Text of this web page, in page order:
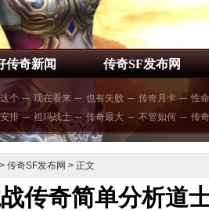
传奇新闻 传奇SF发布网
个 ─ 现在看来 ─ 也有失败 ─ 传奇月卡 ─ 性
排 ─ 祖玛战士 ─ 传奇最大 ─ 不管如何 ─ 传
> 传奇SF发布网 > 正文
传奇简单分析道